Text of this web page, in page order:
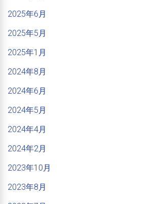
2025年6月
2025年5月
2025年1月
2024年8月
2024年6月
2024年5月
2024年4月
2024年2月
2023年10月
2023年8月